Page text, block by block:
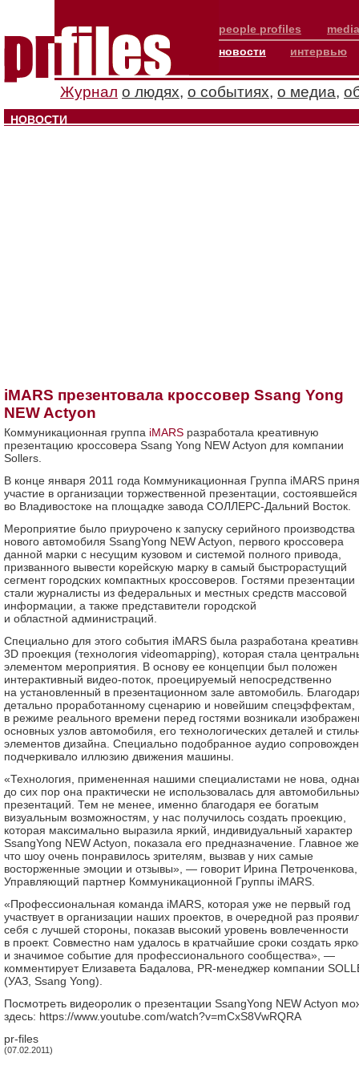
people profiles
новости
интервью
Журнал о людях, о событиях, о медиа,
НОВОСТИ
iMARS презентовала кроссовер Ssang Yong
NEW Actyon
Коммуникационная группа iMARS разработала креативную
презентацию кроссовера Ssang Yong NEW Actyon для компании
Sollers.
В конце января 2011 года Коммуникационная Группа iMARS
участие в организации торжественной презентации, состоявшейся
во Владивостоке на площадке завода СОЛЛЕРС-Дальний Восток.
Мероприятие было приурочено к запуску серийного производства
нового автомобиля SsangYong NEW Actyon, первого кроссовера
данной марки с несущим кузовом и системой полного привода,
призванного вывести корейскую марку в самый быстрорастущий
сегмент городских компактных кроссоверов. Гостями презентации
стали журналисты из федеральных и местных средств массовой
информации, а также представители городской
и областной администраций.
Специально для этого события iMARS была разработана
3D проекция (технология videomapping), которая стала
элементом мероприятия. В основу ее концепции был положен
интерактивный видео-поток, проецируемый непосредственно
на установленный в презентационном зале автомобиль.
детально проработанному сценарию и новейшим спецэффектам,
в режиме реального времени перед гостями возникали
основных узлов автомобиля, его технологических деталей и
элементов дизайна. Специально подобранное аудио
подчеркивало иллюзию движения машины.
«Технология, примененная нашими специалистами не нова,
до сих пор она практически не использовалась для
презентаций. Тем не менее, именно благодаря ее богатым
визуальным возможностям, у нас получилось создать проекцию,
которая максимально выразила яркий, индивидуальный характер
SsangYong NEW Actyon, показала его предназначение. Главное
что шоу очень понравилось зрителям, вызвав у них самые
восторженные эмоции и отзывы», — говорит Ирина Петроченкова,
Управляющий партнер Коммуникационной Группы iMARS.
«Профессиональная команда iMARS, которая уже не первый год
участвует в организации наших проектов, в очередной раз
себя с лучшей стороны, показав высокий уровень вовлеченности
в проект. Совместно нам удалось в кратчайшие сроки создать
и значимое событие для профессионального сообщества», —
комментирует Елизавета Бадалова, PR-менеджер компании
(УАЗ, Ssang Yong).
Посмотреть видеоролик о презентации SsangYong NEW Actyon
здесь: https://www.youtube.com/watch?v=mCxS8VwRQRA
pr-files
(07.02.2011)